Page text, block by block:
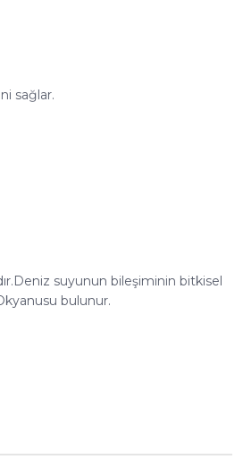
sağlar.
suyunun bileşiminin bitkisel
bulunur.